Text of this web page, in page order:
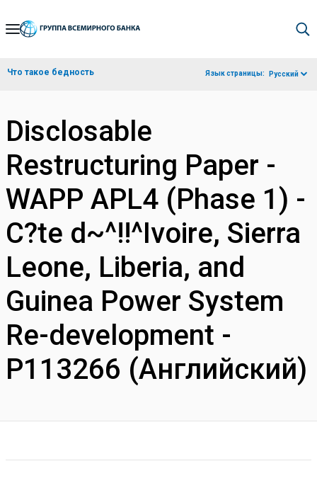
Skip
Navigation
Что такое бедность Язык страницы: Русский
Disclosable
Restructuring Paper -
WAPP APL4 (Phase 1) -
C?te d~^!!^Ivoire, Sierra
Leone, Liberia, and
Guinea Power System
Re-development -
P113266 (Английский)